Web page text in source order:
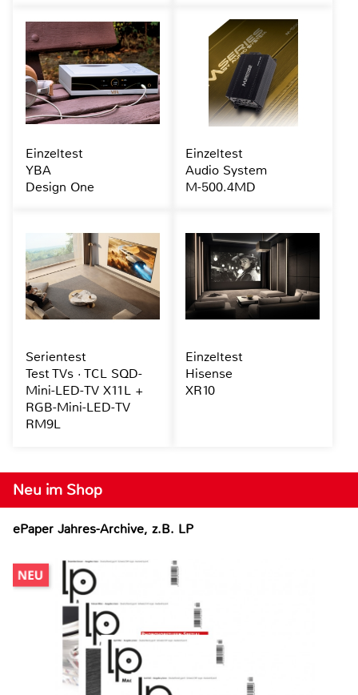
Neu im Shop
ePaper Jahres-Archive, z.B. LP
Einzeltest
YBA
Design One
Einzeltest
Audio System
M-500.4MD
Serientest
Test TVs · TCL SQD-
Mini-LED-TV X11L +
RGB-Mini-LED-TV
RM9L
Einzeltest
Hisense
XR10